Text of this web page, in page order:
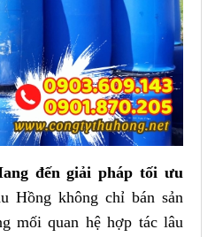
đến giải pháp tối ưu
Hồng không chỉ bán sản
mối quan hệ hợp tác lâu